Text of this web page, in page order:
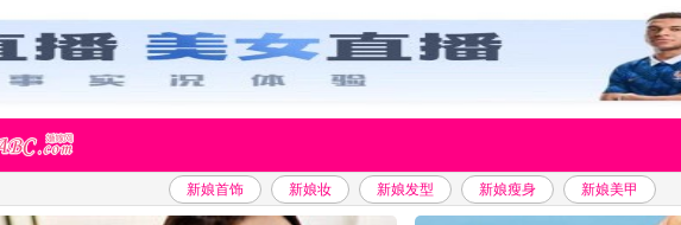
新娘首饰 新娘妆 新娘发型 新娘瘦身 新娘美甲